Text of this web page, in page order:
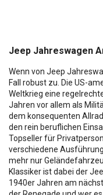
Jeep Jahreswagen
Wenn von Jeep
Fall robust zu. Die US-
Weltkrieg eine
Jahren vor allem als
dem konsequenten
den rein beruflichen
Topseller für
verschiedene
mehr nur
Klassiker ist dabei der
1940er Jahren am